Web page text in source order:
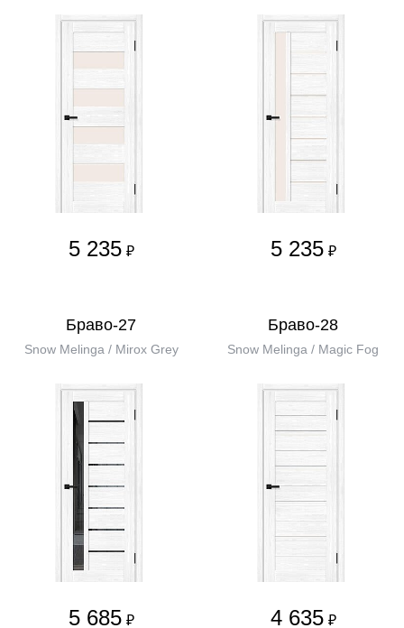
5 235 ₽ 5 235 ₽
Браво-27
Snow Melinga / Mirox Grey
5 685 ₽
Браво-28
Snow Melinga / Magic Fog
4 635 ₽